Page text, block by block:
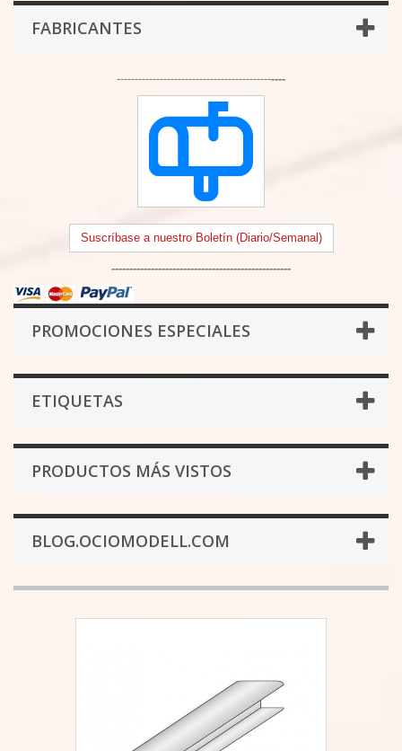
FABRICANTES
-----------------------------------------------
Suscríbase a nuestro Boletín (Diario/Semanal)
--------------------------------------------------
PROMOCIONES ESPECIALES
ETIQUETAS
PRODUCTOS MÁS VISTOS
BLOG.OCIOMODELL.COM